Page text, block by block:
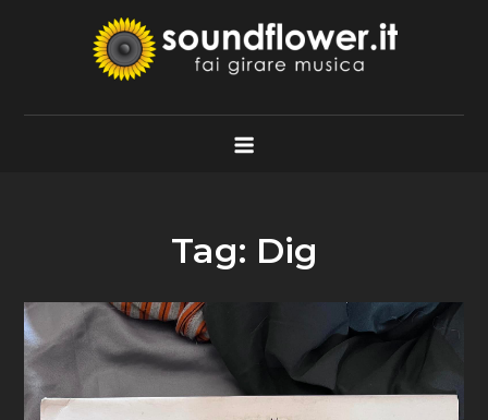
Soundflower.it
Fai Girare Musica
Tag: Dig